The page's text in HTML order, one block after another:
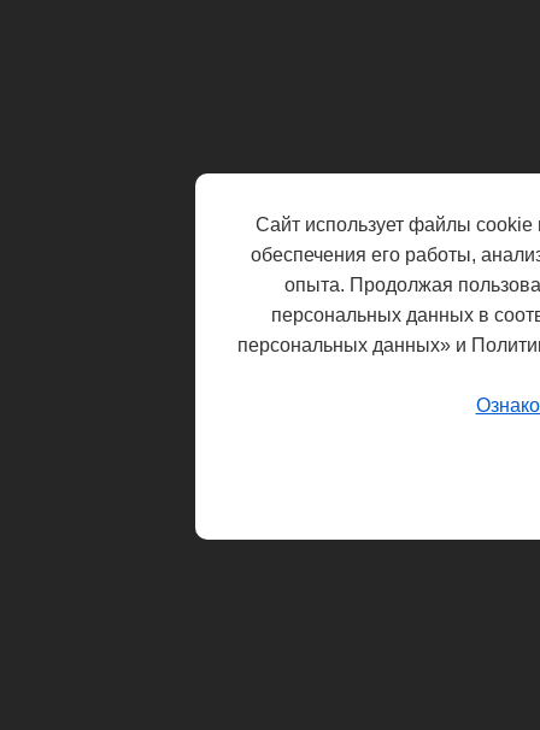
Сайт использует файлы cookie
обеспечения его работы,
опыта. Продолжая
персональных данных в
персональных данных» и